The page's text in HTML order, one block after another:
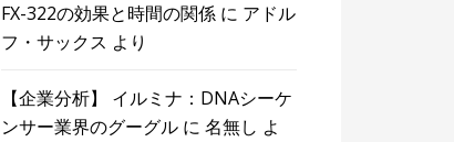
FX-322の効果と時間の関係 に アドル
フ・サックス より
【企業分析】 イルミナ：DNAシーケ
ンサー業界のグーグル に名無し よ